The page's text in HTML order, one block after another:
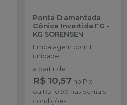
Ponta Diamantada
Cônica Invertida FG -
KG SORENSEN
Embalagem com 1
unidade.
a partir de:
R$ 10,57 no Pix
ou R$ 10,90 nas demais
condições